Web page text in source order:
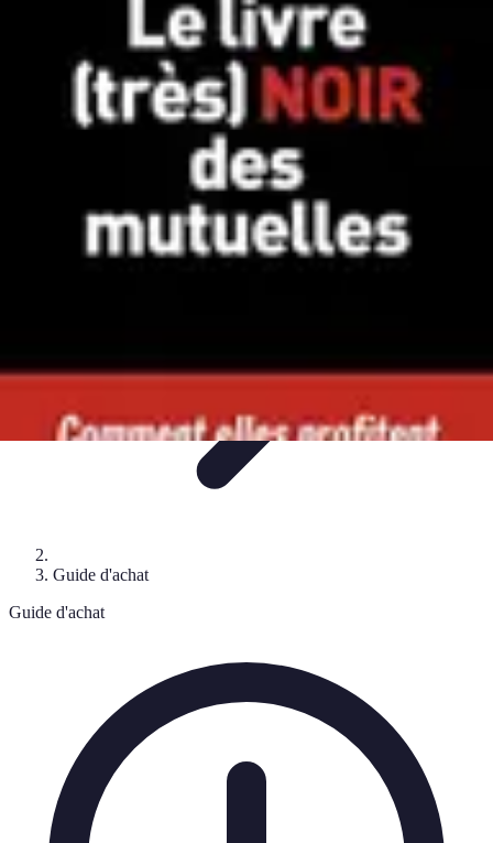
Comparateur MutuellePro
Comparateurscomparateur mutuelle pro
impact des mutuelles pro
Comparateur MutuellePro
Guide d'achat
Guide d'achat